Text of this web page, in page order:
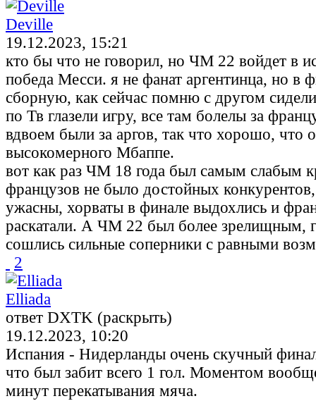
Deville
19.12.2023, 15:21
кто бы что не говорил, но ЧМ 22 войдет в
победа Месси. я не фанат аргентинца, но в
сборную, как сейчас помню с другом
по Тв глазели игру, все там болелы за
вдвоем были за аргов, так что хорошо, что
высокомерного Мбаппе.
вот как раз ЧМ 18 года был самым слабым
французов не было достойных
ужасны, хорваты в финале выдохлись и
раскатали. А ЧМ 22 был более зрелищным,
сошлись сильные соперники с равными
2
Elliada
ответ DXTK (раскрыть)
19.12.2023, 10:20
Испания - Нидерланды очень скучный
что был забит всего 1 гол. Моментом
минут перекатывания мяча.